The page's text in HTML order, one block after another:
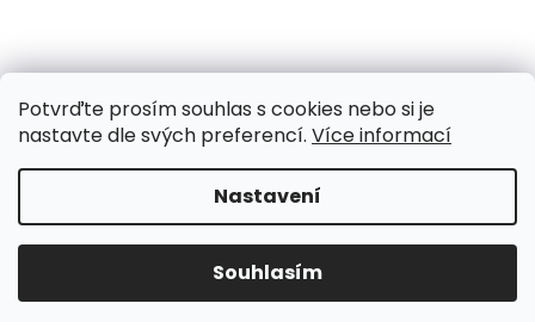
Potvrďte prosím souhlas s cookies nebo si je
nastavte dle svých preferencí. Více informací
Nastavení
Souhlasím